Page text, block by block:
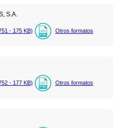
S.A.
- 175 KB) Otros formatos
- 177 KB) Otros formatos